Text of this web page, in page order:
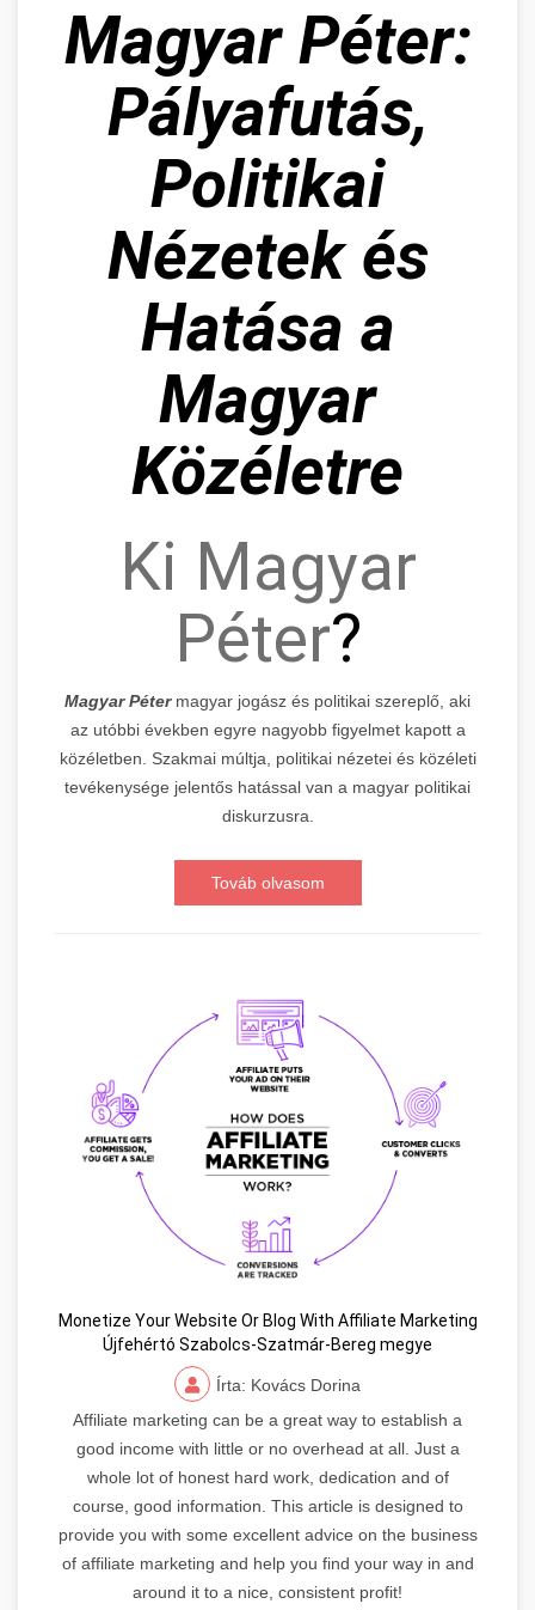
Magyar Péter:
Pályafutás,
Politikai
Nézetek és
Hatása a
Magyar
Közéletre
Ki Magyar
Péter?
Magyar Pétermagyar jogász és politikai szereplő, aki
az utóbbi években egyre nagyobb figyelmet kapott a
közéletben. Szakmai múltja, politikai nézetei és közéleti
tevékenysége jelentős hatással van a magyar politikai
diskurzusra.
Továb olvasom
Monetize Your Website Or Blog With Affiliate Marketing
Újfehértó Szabolcs-Szatmár-Bereg megye
Írta: Kovács Dorina
Affiliate marketing can be a great way to establish a
good income with little or no overhead at all. Just a
whole lot of honest hard work, dedication and of
course, good information. This article is designed to
provide you with some excellent advice on the business
of affiliate marketing and help you find your way in and
around it to a nice, consistent profit!